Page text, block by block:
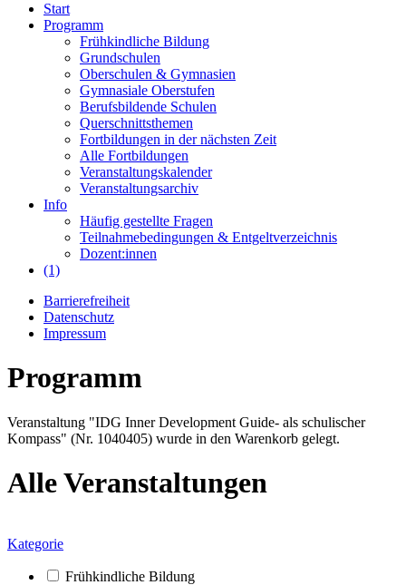
Start
Programm
Frühkindliche Bildung
Grundschulen
Oberschulen & Gymnasien
Gymnasiale Oberstufen
Berufsbildende Schulen
Querschnittsthemen
Fortbildungen in der nächsten Zeit
Alle Fortbildungen
Veranstaltungskalender
Veranstaltungsarchiv
Info
Häufig gestellte Fragen
Teilnahmebedingungen & Entgeltverzeichnis
Dozent:innen
(1)
Barrierefreiheit
Datenschutz
Impressum
Programm
Veranstaltung "IDG Inner Development Guide- als schulischer
Kompass" (Nr. 1040405) wurde in den Warenkorb gelegt.
Alle Veranstaltungen
Kategorie
Frühkindliche Bildung